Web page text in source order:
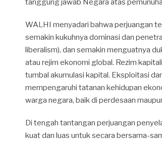
tanggung jawab Negara atas
WALHI menyadari bahwa perjuangan
semakin kukuhnya dominasi dan
liberalism), dan semakin menguatnya
atau rejim ekonomi global. Rezim
tumbal akumulasi kapital. Eksploitasi
mempengaruhi tatanan kehidupan
warga negara, baik di perdesaan
Di tengah tantangan perjuangan
kuat dan luas untuk secara bersama-